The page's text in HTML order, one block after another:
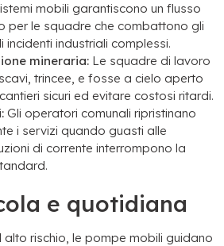
mobili garantiscono un flusso
per le squadre che combattono gli
incidenti industriali complessi.
mineraria: Le squadre di lavoro
trincee, e fosse a cielo aperto
sicuri ed evitare costosi ritardi.
Gli operatori comunali ripristinano
i servizi quando guasti alle
di corrente interrompono la
e quotidiana
alto rischio, le pompe mobili guidano